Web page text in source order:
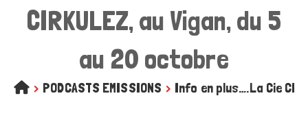
CIRKULEZ, au Vigan, du 5
au 20 octobre
> PODCASTS EMISSIONS > Info en plus….La Cie